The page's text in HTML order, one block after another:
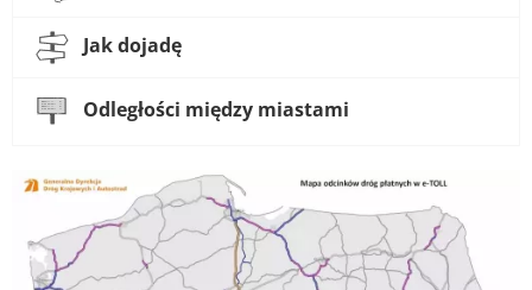
Jak dojadę
Odległości między miastami